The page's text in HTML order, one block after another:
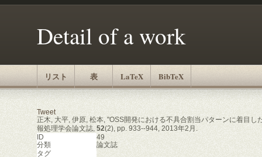
Detail of a work
リスト 表 LaTeX BibTeX
Tweet
正木, 大平, 伊原, 松本, "OSS開発における不具合割当パターンに着目し
報処理学会論文誌, 52(2), pp. 933--944, 2013年2月.
ID
49
分類
論文誌
タグ